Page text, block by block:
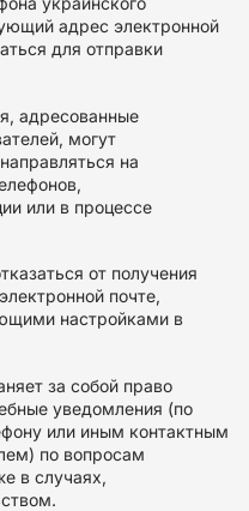
адрес электронной
для отправки
адресованные
могут
на
или в процессе
от получения
почте,
настройками в
за собой право
уведомления (по
или иным контактным
по вопросам
в случаях,